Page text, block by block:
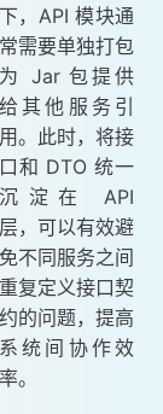
下，API 模块通
常需要单独打包
为 Jar 包提供
给其他服务引
用。此时，将接
口和 DTO 统一
沉淀在 API
层，可以有效避
免不同服务之间
重复定义接口契
约的问题，提高
系统间协作效
率。